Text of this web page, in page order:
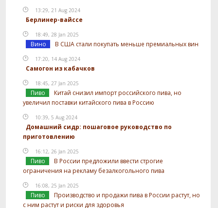
13:29, 21 Aug 2024
Берлинер-вайссе
18:49, 28 Jan 2025
Вино В США стали покупать меньше премиальных вин
17:20, 14 Aug 2024
Самогон из кабачков
18:45, 27 Jan 2025
Пиво
Китай снизил импорт российского пива, но
увеличил поставки китайского пива в Россию
10:39, 5 Aug 2024
Домашний сидр: пошаговое руководство по
приготовлению
16:12, 26 Jan 2025
Пиво
В России предложили ввести строгие
ограничения на рекламу безалкогольного пива
16:08, 25 Jan 2025
Пиво
Производство и продажи пива в России растут, но
с ним растут и риски для здоровья